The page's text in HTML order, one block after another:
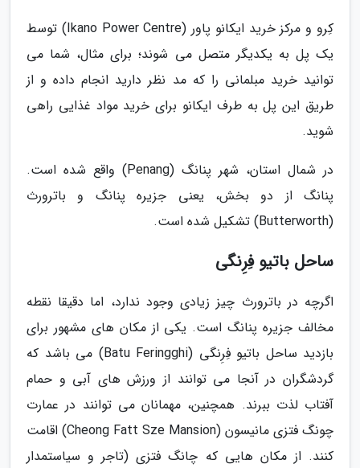
کِرو و مرکز خرید ایکانو پاور (Ikano Power Centre) توسط
یک پل به یکدیگر متصل می شوند؛ برای مثال، شما می
توانید خرید مبلمانی را که مد نظر دارید انجام داده و از
طریق این پل به طرف ایکانو برای خرید مواد غذایی راهی
شوید.
در شمال استان، شهر پنانگ (Penang) واقع شده است.
پنانگ از دو بخش، یعنی جزیره پنانگ و باترورث
(Butterworth) تشکیل شده است.
ساحل باتیو فِرِنگی
اگرچه در باترورث چیز زیادی وجود ندارد، اما دقیقا نقطه
مخالف جزیره پنانگ است. یکی از مکان های مشهور برای
بازدید ساحل باتیو فِرِنگی (Batu Feringghi) می باشد که
گردشگران در آنجا می توانند از ورزش های آبی و حمام
آفتاب لذت ببرند. همچنین، مهمانان می توانند در عمارت
چونگ فتزی مانیسون (Cheong Fatt Sze Mansion) اقامت
کنند. از مکان هایی که چانگ فتزی (تاجر و سیاستمدار